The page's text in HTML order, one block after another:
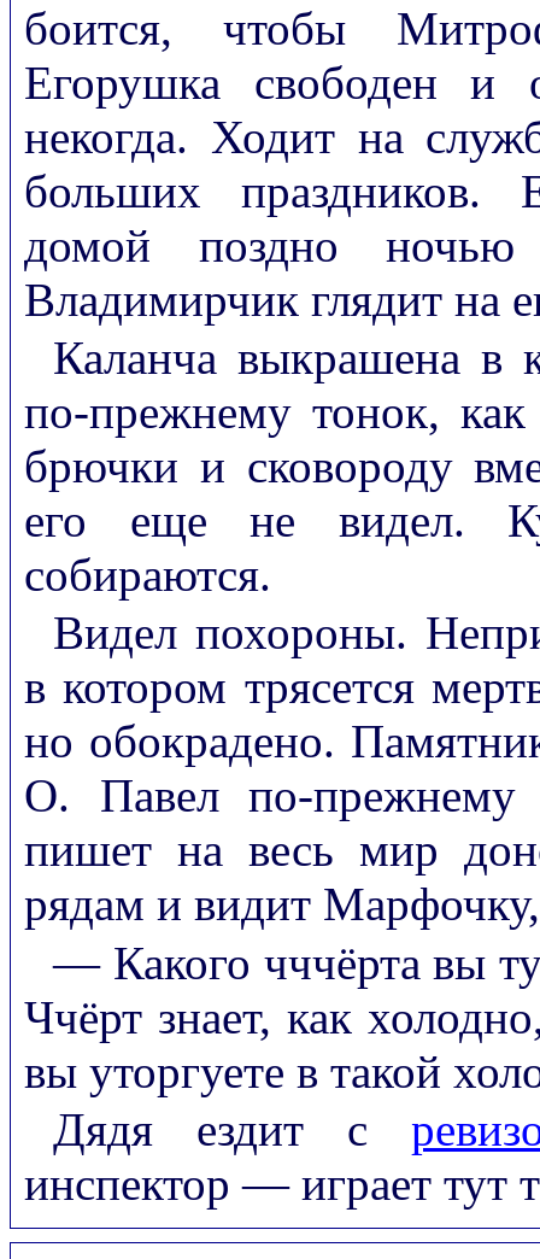
боится, чтобы
Егорушка свободен
некогда. Ходит на
больших праздников.
домой поздно
Владимирчик глядит на
Каланча выкрашена в
по-прежнему тонок, как
брючки и сковороду
его еще не видел.
собираются.
Видел похороны.
в котором трясется
но обокрадено.
О. Павел по-прежнему
пишет на весь мир
рядам и видит
— Какого чччёрта вы
Ччёрт знает, как
вы уторгуете в такой
Дядя ездит с
инспектор — играет